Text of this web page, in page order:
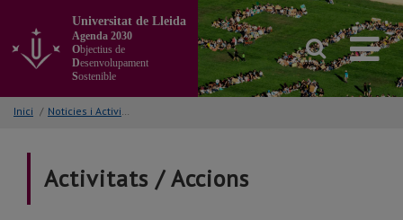
contingut
principal
la
pàgina
Universitat de Lleida
Agenda 2030
Objectius de
Desenvolupament
Sostenible
Inici / Noticies i Activitats/Accions
Activitats / Accions